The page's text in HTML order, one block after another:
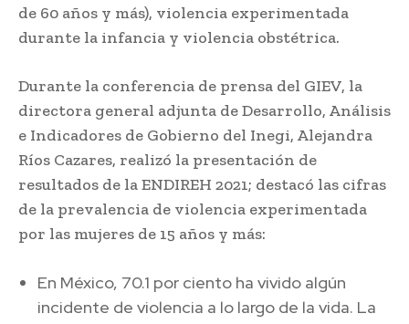
de 60 años y más), violencia experimentada
durante la infancia y violencia obstétrica.
Durante la conferencia de prensa del GIEV, la
directora general adjunta de Desarrollo, Análisis
e Indicadores de Gobierno del Inegi, Alejandra
Ríos Cazares, realizó la presentación de
resultados de la ENDIREH 2021; destacó las cifras
de la prevalencia de violencia experimentada
por las mujeres de 15 años y más:
En México, 70.1 por ciento ha vivido algún
incidente de violencia a lo largo de la vida. La